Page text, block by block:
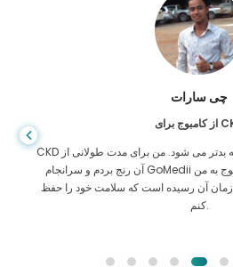
عارف حافظ
برای سیروز کبدی
زندگی به سمت اشتباه می رود، وقتی
به سیروز کبدی هستم، جایی برای رفتن
نمی دانستم چه کار کنم. من با یکی از شرکای